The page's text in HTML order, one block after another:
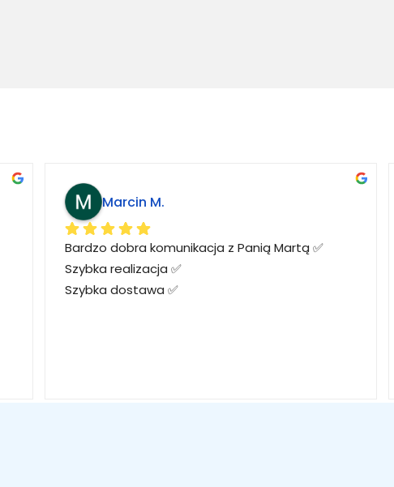
Marcin M.
Bardzo dobra komunikacja z Panią Martą ✅
Szybka realizacja ✅
Szybka dostawa ✅